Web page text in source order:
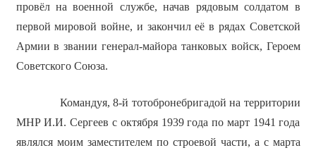
провёл на военной службе, начав рядовым солдатом в
первой мировой войне, и закончил её в рядах Советской
Армии в звании генерал-майора танковых войск, Героем
Советского Союза.
Командуя, 8-й тотобронебригадой на территории
МНР И.И. Сергеев с октября 1939 года по март 1941 года
являлся моим заместителем по строевой части, а с марта